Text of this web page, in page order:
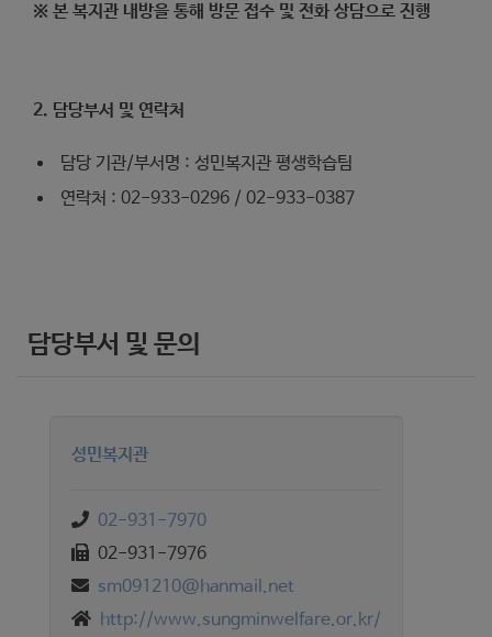
※ 본 복지관 내방을 통해 방문 접수 및 전화 상담으로 진행
2. 담당부서 및 연락처
담당 기관/부서명 : 성민복지관 평생학습팀
연락처 : 02-933-0296 / 02-933-0387
담당부서 및 문의
성민복지관
02-931-7970
02-931-7976
sm091210@hanmail.net
http://www.sungminwelfare.or.kr/